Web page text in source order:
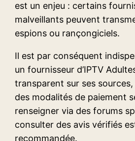
est un enjeu : certains
malveillants peuvent
espions ou rançongiciels.
Il est par conséquent
un fournisseur d’IPTV
transparent sur ses
des modalités de paiement
renseigner via des forums
consulter des avis vérifiés
recommandée.